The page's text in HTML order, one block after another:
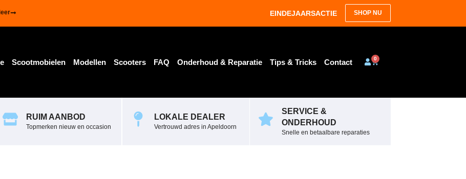
EINDEJAARSACTIE SHOP NU
Scootmobielen Modellen Scooters FAQ Onderhoud & Reparatie Tips & Tricks Contact 0
RUIM AANBOD
Topmerken nieuw en occasion
LOKALE DEALER
Vertrouwd adres in Apeldoorn
SERVICE &
ONDERHOUD
Snelle en betaalbare reparaties